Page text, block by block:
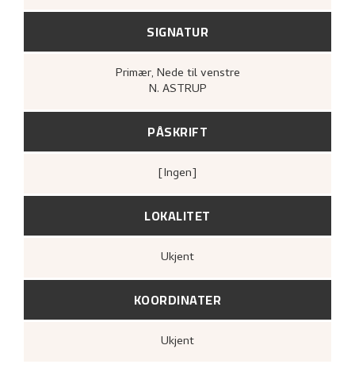
SIGNATUR
Primær, Nede til venstre
N. ASTRUP
PÅSKRIFT
[ingen]
LOKALITET
Ukjent
KOORDINATER
Ukjent